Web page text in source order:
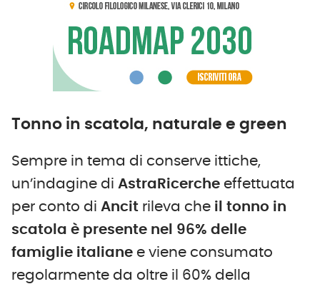
Tonno in scatola, naturale e green
Sempre in tema di conserve ittiche,
un’indagine di AstraRicerche effettuata
per conto di Ancit rileva che il tonno in
scatola è presente nel 96% delle
famiglie italiane e viene consumato
regolarmente da oltre il 60% della